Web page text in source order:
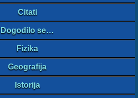
Citati
Dogodilo se…
Fizika
Geografija
Istorija